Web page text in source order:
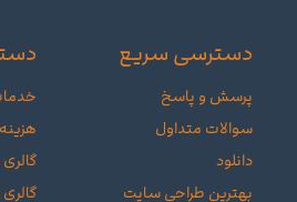
دسترسی سریع
پرسش و پاسخ
سوالات متداول
دانلود
بهترین طراحی سایت